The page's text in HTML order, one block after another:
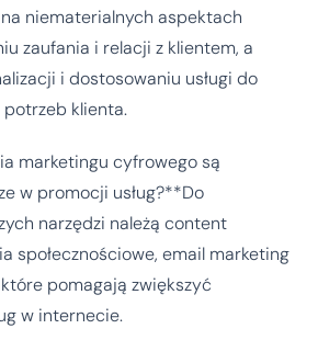
niematerialnych aspektach
zaufania i relacji z klientem, a
i dostosowaniu usługi do
klienta.
marketingu cyfrowego są
w promocji usług?**Do
narzędzi należą content
społecznościowe, email marketing
które pomagają zwiększyć
w internecie.